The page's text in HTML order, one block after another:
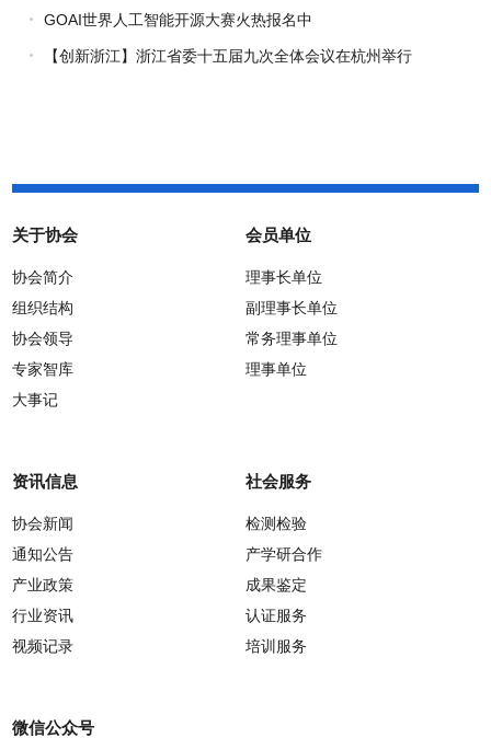
信息化发展情况举行新闻发布会
GOAI世界人工智能开源大赛火热报名中
【创新浙江】浙江省委十五届九次全体会议在杭州举行
关于协会
协会简介
组织结构
协会领导
专家智库
大事记
会员单位
理事长单位
副理事长单位
常务理事单位
理事单位
资讯信息
协会新闻
通知公告
产业政策
行业资讯
视频记录
社会服务
检测检验
产学研合作
成果鉴定
认证服务
培训服务
微信公众号